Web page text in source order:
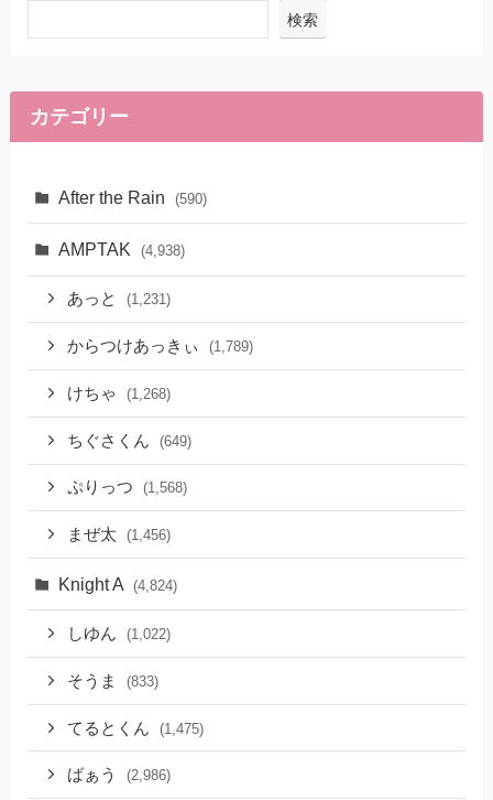
検索
カテゴリー
After the Rain (590)
AMPTAK (4,938)
あっと (1,231)
からつけあっきぃ (1,789)
けちゃ (1,268)
ちぐさくん (649)
ぷりっつ (1,568)
まぜ太 (1,456)
Knight A (4,824)
しゆん (1,022)
そうま (833)
てるとくん (1,475)
ばぁう (2,986)